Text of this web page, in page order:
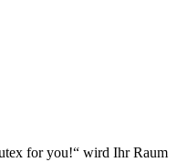
for you!“ wird Ihr Raum